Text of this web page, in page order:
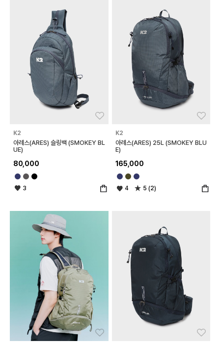
K2
아레스(ARES) 슬링백 (SMOKEY BL
UE)
80,000
3
K2
아레스(ARES) 25L (SMOKEY BLU
E)
165,000
4 5 (2)